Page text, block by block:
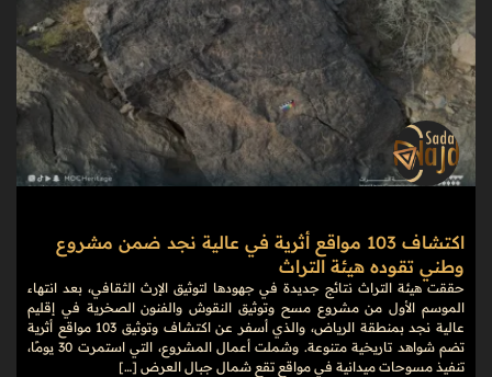
اكتشاف 103 مواقع أثرية في عالية نجد ضمن مشروع
وطني تقوده هيئة التراث
حققت هيئة التراث نتائج جديدة في جهودها لتوثيق الإرث الثقافي، بعد انتهاء
الموسم الأول من مشروع مسح وتوثيق النقوش والفنون الصخرية في إقليم
عالية نجد بمنطقة الرياض، والذي أسفر عن اكتشاف وتوثيق 103 مواقع أثرية
تضم شواهد تاريخية متنوعة. وشملت أعمال المشروع، التي استمرت 30 يومًا،
تنفيذ مسوحات ميدانية في مواقع تقع شمال جبال العرض […]